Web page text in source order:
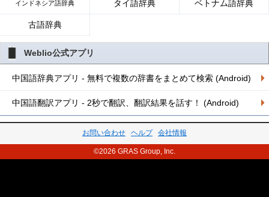
インドネシア語辞典 タイ語辞典 ベトナム語辞典
古語辞典
Weblio公式アプリ
中国語辞典アプリ - 無料で複数の辞書をまとめて検索 (Android)
中国語翻訳アプリ - 2秒で翻訳、翻訳結果を話す！ (Android)
お問い合わせ ヘルプ 会社情報
©2026 GRAS Group, Inc.